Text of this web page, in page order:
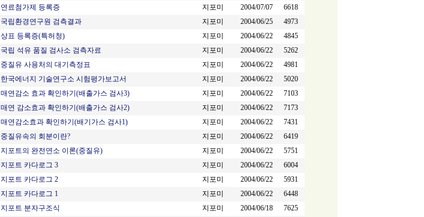
연료첨가제 등록증 지포미 2004/07/07
6618
국립환경연구원 검측결과 지포미 2004/06/25
4973
상표 등록증(특허청) 지포미 2004/06/22
4845
국립 석유 품질 검사소 검측자료 지포미 2004/06/22
5262
중질유 사용처의 대기측정표 지포미 2004/06/22
4981
한국에너지 기술연구소 시험평가보고서 지포미 2004/06/22
5020
매연감소 효과 확인하기(배출가스 검사3) 지포미 2004/06/22
7103
매연 감소효과 확인하기(배출가스 검사2) 지포미 2004/06/22
7173
매연감소효과 확인하기(배기가스 검사1) 지포미 2004/06/22
7431
중질유속의 회분이란? 지포미 2004/06/22
6419
지포트의 완전연소 이론(중질유) 지포미 2004/06/22
5751
지포트 카다로그 3 지포미 2004/06/22
6004
지포트 카다로그 2 지포미 2004/06/22
5931
지포트 카다로그 1 지포미 2004/06/22
6448
지포트 분자구조식 지포미 2004/06/18
7625